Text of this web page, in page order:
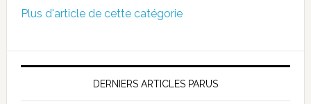
Plus d'article de cette catégorie
DERNIERS ARTICLES PARUS